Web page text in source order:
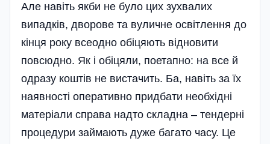
Але навіть якби не було цих зухвалих
випадків, дворове та вуличне освітлення до
кінця року всеодно обіцяють відновити
повсюдно. Як і обіцяли, поетапно: на все й
одразу коштів не вистачить. Ба, навіть за їх
наявності оперативно придбати необхідні
матеріали справа надто складна – тендерні
процедури займають дуже багато часу. Це